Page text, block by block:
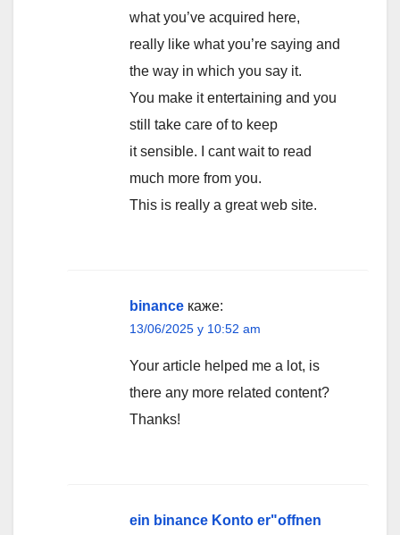
what you’ve acquired here,
really like what you’re saying and
the way in which you say it.
You make it entertaining and you
still take care of to keep
it sensible. I cant wait to read
much more from you.
This is really a great web site.
binance каже:
13/06/2025 у 10:52 am
Your article helped me a lot, is
there any more related content?
Thanks!
ein binance Konto er"offnen